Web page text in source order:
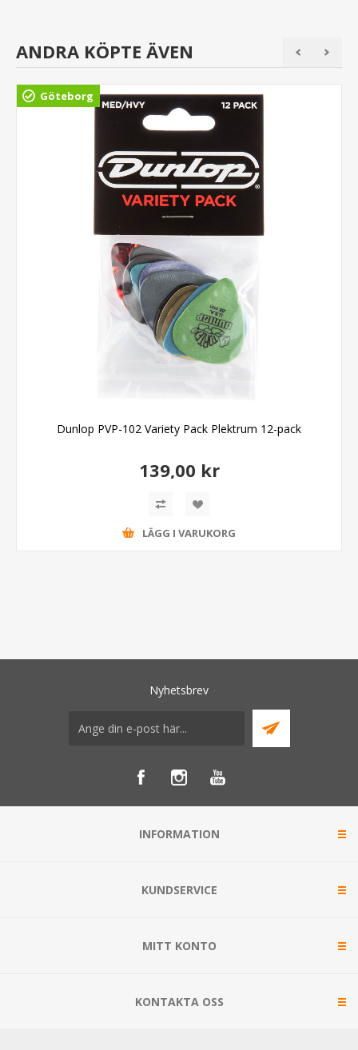
ANDRA KÖPTE ÄVEN
Göteborg
Dunlop PVP-102 Variety Pack Plektrum 12-pack
139,00 kr
LÄGG I VARUKORG
Nyhetsbrev
INFORMATION
KUNDSERVICE
MITT KONTO
KONTAKTA OSS